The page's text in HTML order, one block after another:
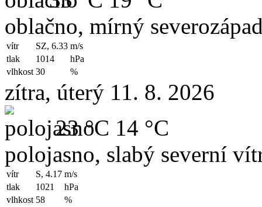
oblačno, mírný
vítr SZ, 6.33 m/s
tlak
1014
hPa
vlhkost 30 %
zítra, úterý 11. 8. 2026
23 °C 14 °C
polojasno, slabý severní
vítr S, 4.17 m/s
tlak
1021
hPa
vlhkost 58 %